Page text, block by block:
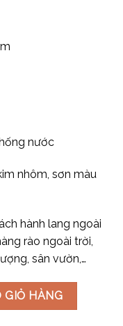
nước
nhôm, sơn màu
hành lang ngoài
rào ngoài trời,
sân vườn,…
lượng
GIỎ HÀNG